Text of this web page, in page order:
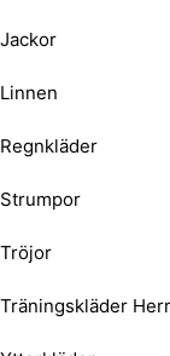
Jackor
Linnen
Regnkläder
Strumpor
Tröjor
Träningskläder Herr